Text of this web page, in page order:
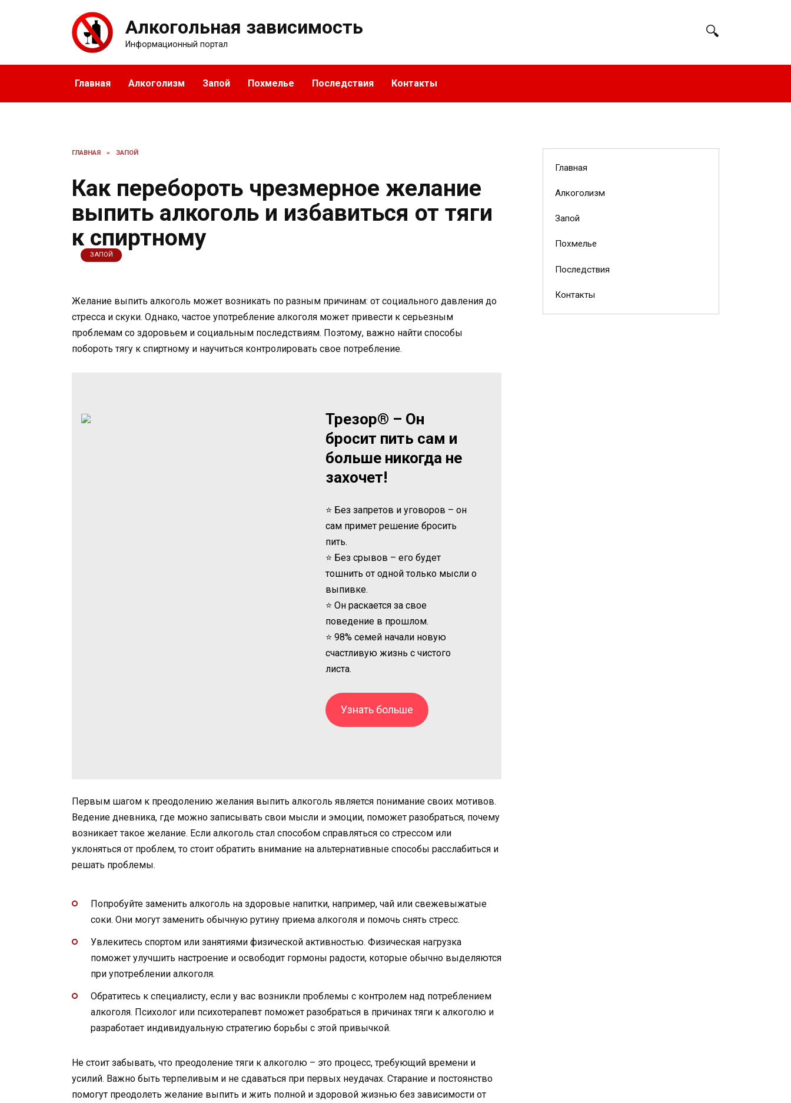
Алкогольная зависимость
Информационный портал
Главная Алкоголизм Запой Похмелье Последствия Контакты
ГЛАВНАЯ » ЗАПОЙ
Как перебороть чрезмерное желание
выпить алкоголь и избавиться от тяги
к спиртному
ЗАПОЙ
Желание выпить алкоголь может возникать по разным причинам: от социального давления до
стресса и скуки. Однако, частое употребление алкоголя может привести к серьезным
проблемам со здоровьем и социальным последствиям. Поэтому, важно найти способы
побороть тягу к спиртному и научиться контролировать свое потребление.
Трезор® – Он
бросит пить сам и
больше никогда не
захочет!
⭐ Без запретов и уговоров – он
сам примет решение бросить
пить.
⭐ Без срывов – его будет
тошнить от одной только мысли о
выпивке.
⭐ Он раскается за свое
поведение в прошлом.
⭐ 98% семей начали новую
счастливую жизнь с чистого
листа.
Узнать больше
Первым шагом к преодолению желания выпить алкоголь является понимание своих мотивов.
Ведение дневника, где можно записывать свои мысли и эмоции, поможет разобраться, почему
возникает такое желание. Если алкоголь стал способом справляться со стрессом или
уклоняться от проблем, то стоит обратить внимание на альтернативные способы расслабиться и
решать проблемы.
Попробуйте заменить алкоголь на здоровые напитки, например, чай или свежевыжатые
соки. Они могут заменить обычную рутину приема алкоголя и помочь снять стресс.
Увлекитесь спортом или занятиями физической активностью. Физическая нагрузка
поможет улучшить настроение и освободит гормоны радости, которые обычно выделяются
при употреблении алкоголя.
Обратитесь к специалисту, если у вас возникли проблемы с контролем над потреблением
алкоголя. Психолог или психотерапевт поможет разобраться в причинах тяги к алкоголю и
разработает индивидуальную стратегию борьбы с этой привычкой.
Не стоит забывать, что преодоление тяги к алкоголю – это процесс, требующий времени и
усилий. Важно быть терпеливым и не сдаваться при первых неудачах. Старание и постоянство
помогут преодолеть желание выпить и жить полной и здоровой жизнью без зависимости от
Главная
Алкоголизм
Запой
Похмелье
Последствия
Контакты